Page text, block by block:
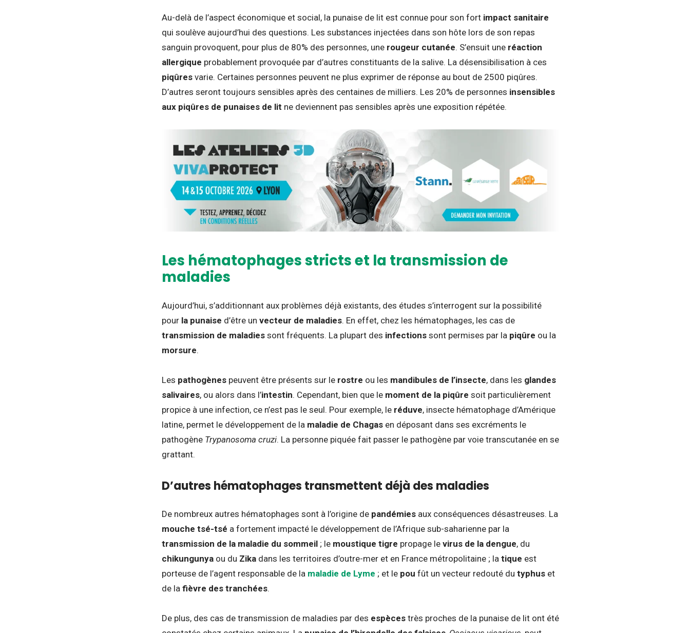
Au-delà de l’aspect économique et social, la punaise de lit est connue pour son fort impact sanitaire
qui soulève aujourd’hui des questions. Les substances injectées dans son hôte lors de son repas
sanguin provoquent, pour plus de 80% des personnes, une rougeur cutanée. S’ensuit une réaction
allergique probablement provoquée par d’autres constituants de la salive. La désensibilisation à ces
piqûres varie. Certaines personnes peuvent ne plus exprimer de réponse au bout de 2500 piqûres.
D’autres seront toujours sensibles après des centaines de milliers. Les 20% de personnes insensibles
aux piqûres de punaises de lit ne deviennent pas sensibles après une exposition répétée.
Les hématophages stricts et la transmission de
maladies
Aujourd’hui, s’additionnant aux problèmes déjà existants, des études s’interrogent sur la possibilité
pour la punaise d’être un vecteur de maladies. En effet, chez les hématophages, les cas de
transmission de maladies sont fréquents. La plupart des infections sont permises par la piqûre ou la
morsure.
Les pathogènes peuvent être présents sur le rostre ou les mandibules de l’insecte, dans les glandes
salivaires, ou alors dans l’intestin. Cependant, bien que le moment de la piqûre soit particulièrement
propice à une infection, ce n’est pas le seul. Pour exemple, le réduve, insecte hématophage d’Amérique
latine, permet le développement de la maladie de Chagas en déposant dans ses excréments le
pathogène Trypanosoma cruzi. La personne piquée fait passer le pathogène par voie transcutanée en se
grattant.
D’autres hématophages transmettent déjà des maladies
De nombreux autres hématophages sont à l’origine de pandémies aux conséquences désastreuses. La
mouche tsé-tsé a fortement impacté le développement de l’Afrique sub-saharienne par la
transmission de la maladie du sommeil ; le moustique tigre propage le virus de la dengue, du
chikungunya ou du Zika dans les territoires d’outre-mer et en France métropolitaine ; la tique est
porteuse de l’agent responsable de la maladie de Lyme ; et le pou fût un vecteur redouté du typhus et
de la fièvre des tranchées.
De plus, des cas de transmission de maladies par des espèces très proches de la punaise de lit ont été